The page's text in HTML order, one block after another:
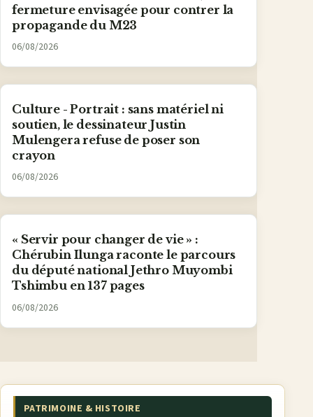
fermeture envisagée pour contrer la
propagande du M23
06/08/2026
Culture - Portrait : sans matériel ni
soutien, le dessinateur Justin
Mulengera refuse de poser son
crayon
06/08/2026
« Servir pour changer de vie » :
Chérubin Ilunga raconte le parcours
du député national Jethro Muyombi
Tshimbu en 137 pages
06/08/2026
PATRIMOINE & HISTOIRE